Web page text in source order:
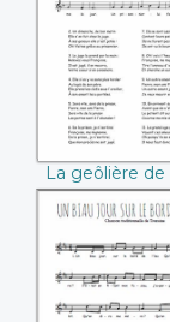
La geôlière de
Un biau jour
bord de